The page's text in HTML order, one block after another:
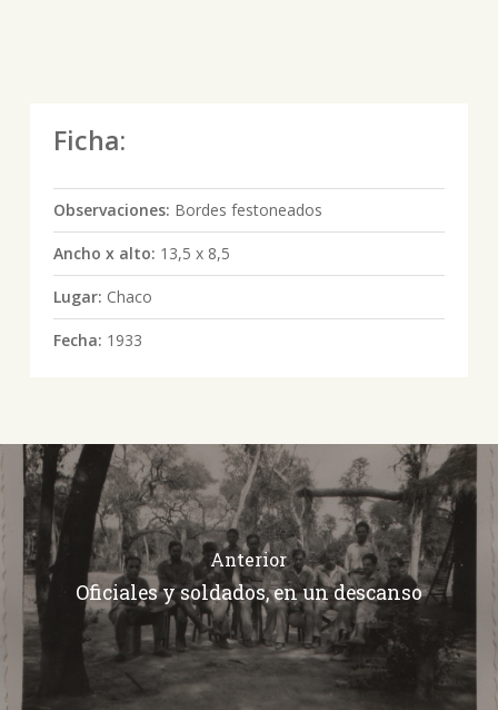
Ficha:
Observaciones: Bordes festoneados
Ancho x alto: 13,5 x 8,5
Lugar: Chaco
Fecha: 1933
Anterior
Oficiales y soldados, en un descanso